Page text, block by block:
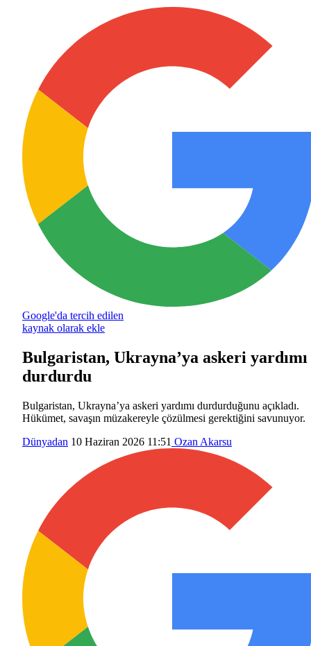
Google'da tercih edilen
kaynak olarak ekle
Bulgaristan, Ukrayna’ya askeri yardımı
durdurdu
Bulgaristan, Ukrayna’ya askeri yardımı durdurduğunu açıkladı.
Hükümet, savaşın müzakereyle çözülmesi gerektiğini savunuyor.
Dünyadan 10 Haziran 2026 11:51 Ozan Akarsu